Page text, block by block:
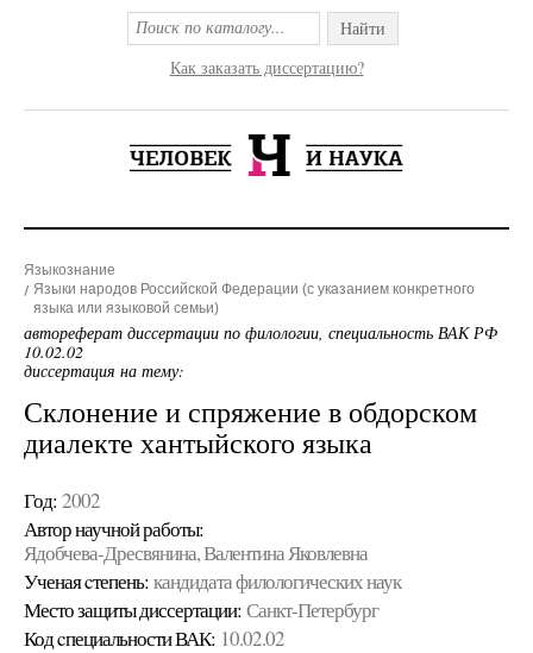
Найти
Как заказать диссертацию?
Языкознание
Языки народов Российской Федерации (с указанием конкретного
языка или языковой семьи)
автореферат диссертации по филологии, специальность ВАК РФ
10.02.02
диссертация на тему:
Склонение и спряжение в обдорском
диалекте хантыйского языка
Год: 2002
Автор научной работы:
Ядобчева-Дресвянина, Валентина Яковлевна
Ученая cтепень: кандидата филологических наук
Место защиты диссертации: Санкт-Петербург
Код cпециальности ВАК: 10.02.02